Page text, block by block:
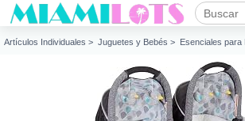
Artículos Individuales > Juguetes y Bebés > Esenciales para